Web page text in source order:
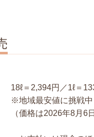
18ℓ＝2,394円／1ℓ＝
※地域最安値に挑戦中
（価格は2026年8月6